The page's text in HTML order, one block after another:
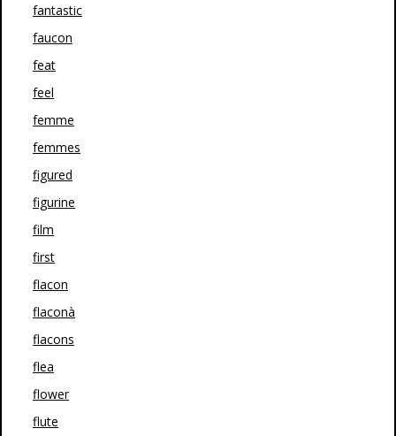
fantastic
faucon
feat
feel
femme
femmes
figured
figurine
film
first
flacon
flaconà
flacons
flea
flower
flute